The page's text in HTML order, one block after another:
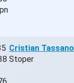
Cristian Tassano
Stoper